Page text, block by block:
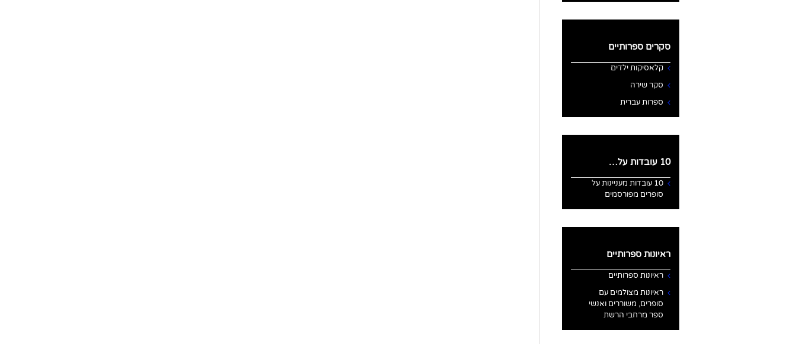
סקרים ספרותיים
קלאסיקות ילדים
סקר שירה
ספרות עברית
10 עובדות על…
10 עובדות מעניינות על
סופרים מפורסמים
ראיונות ספרותיים
ראיונות ספרותיים
ראיונות מצולמים עם
סופרים, משוררים ואנשי
ספר מרחבי הרשת